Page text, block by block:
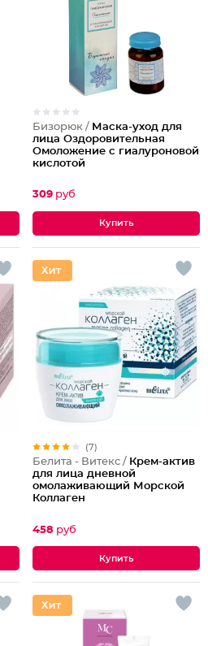
Бизорюк / Маска-уход для
лица Оздоровительная
Омоложение с гиалуроновой
кислотой
309 руб
(7)
Белита - Витекс / Крем-актив
для лица дневной
омолаживающий Морской
Коллаген
458 руб